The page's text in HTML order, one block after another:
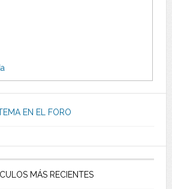
EN EL FORO
MÁS RECIENTES